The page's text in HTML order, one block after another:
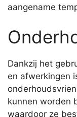
aangename
Dankzij het
en afwerkingen
kunnen worden
waardoor ze